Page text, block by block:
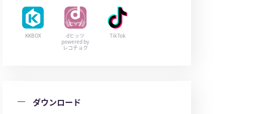
KKBOX
dヒッツ
powered by
レコチョク
TikTok
ダウンロード